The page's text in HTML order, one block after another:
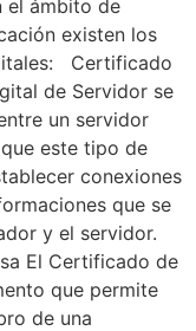
el ámbito de
existen los
Certificado
de Servidor se
un servidor
este tipo de
conexiones
que se
y el servidor.
El Certificado de
que permite
de una